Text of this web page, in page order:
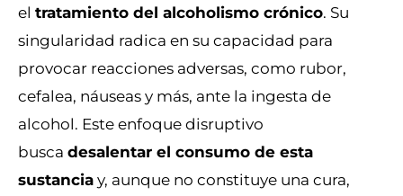
el tratamiento del alcoholismo crónico. Su
singularidad radica en su capacidad para
provocar reacciones adversas, como rubor,
cefalea, náuseas y más, ante la ingesta de
alcohol. Este enfoque disruptivo
busca desalentar el consumo de esta
sustanciay, aunque no constituye una cura,